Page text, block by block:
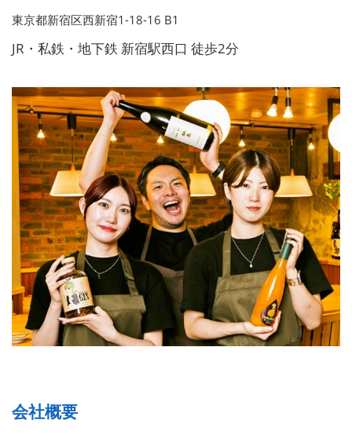
東京都新宿区西新宿1-18-16 B1
JR・私鉄・地下鉄 新宿駅西口 徒歩2分
会社概要